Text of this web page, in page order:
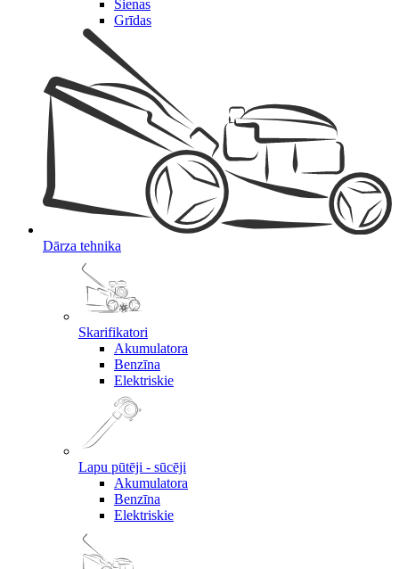
Sienas
Grīdas
Dārza tehnika
Skarifikatori
Akumulatora
Benzīna
Elektriskie
Lapu pūtēji - sūcēji
Akumulatora
Benzīna
Elektriskie